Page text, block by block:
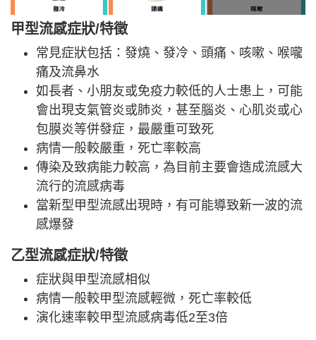
甲型流感症狀/特徵
常見症狀包括：發燒、發冷、頭痛、咳嗽、喉嚨
痛及流鼻水
如長者、小朋友或免疫力較低的人士患上，可能
會出現支氣管炎或肺炎，甚至腦炎、心肌炎或心
包膜炎等併發症，最嚴重可致死
病情一般較嚴重，死亡率較高
傳染及致病能力較高，為目前主要會造成流感大
流行的流感病毒
當新型甲型流感出現時，有可能導致新一波的流
感爆發
乙型流感症狀/特徵
症狀與甲型流感相似
病情一般較甲型流感輕微，死亡率較低
演化速率較甲型流感病毒低2至3倍